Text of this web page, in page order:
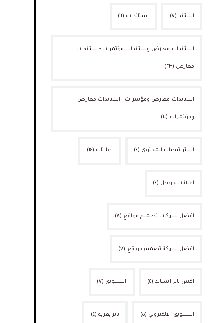
استاند(٧) استاندات (٦)
استاندات معارض وستاندات مؤتمرات - ستاندات
معارض (٢٣)
استاندات معارض ومؤتمرات - استاندات معارض
ومؤتمرات (١٠)
استراتيجيات المحتوى (٤) اعلانات (١٤)
اعلانات جوجل (٤)
افضل شركات تصميم مواقع (٨)
افضل شركة تصميم مواقع (٧)
اكس بانر استاند(٤) التسويق (٧)
التسويق الالكتروني (٥) بانر بقربه(٤)